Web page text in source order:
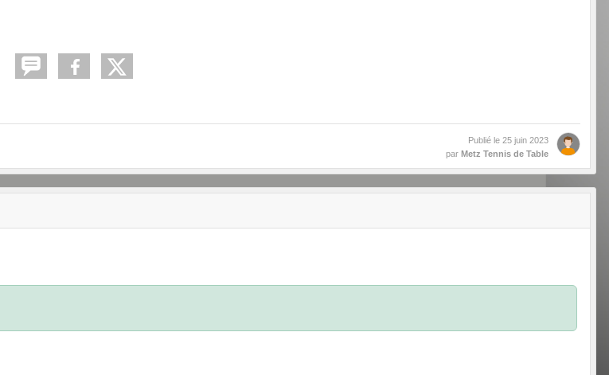
Publié le 25 juin 2023
par Metz Tennis de Table